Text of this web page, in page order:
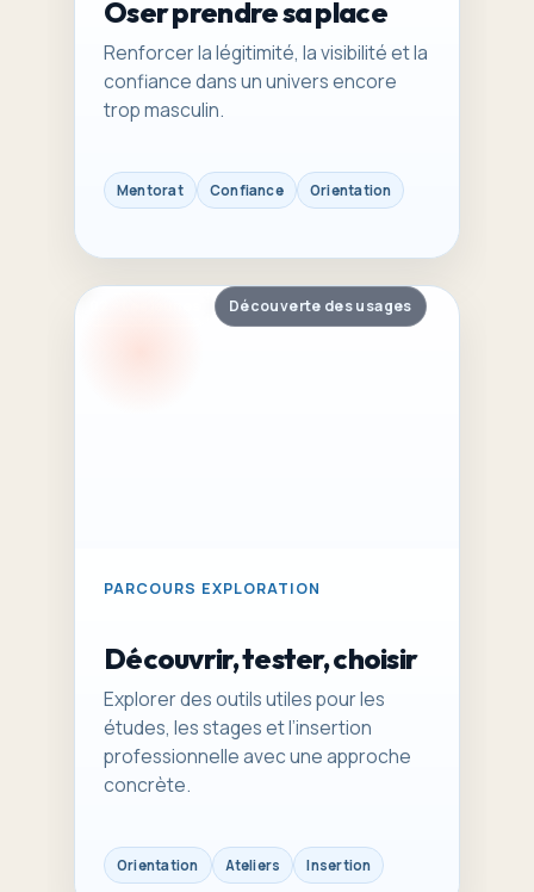
Oser prendre sa place
Renforcer la légitimité, la visibilité et la
confiance dans un univers encore
trop masculin.
Mentorat Confiance Orientation
Découverte des usages
PARCOURS EXPLORATION
Découvrir, tester, choisir
Explorer des outils utiles pour les
études, les stages et l’insertion
professionnelle avec une approche
concrète.
Orientation Ateliers Insertion